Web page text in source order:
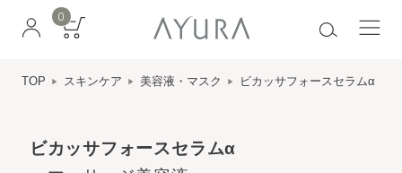
0
TOP スキンケア 美容液・マスク ビカッサフォースセラムα
ビカッサフォースセラムα